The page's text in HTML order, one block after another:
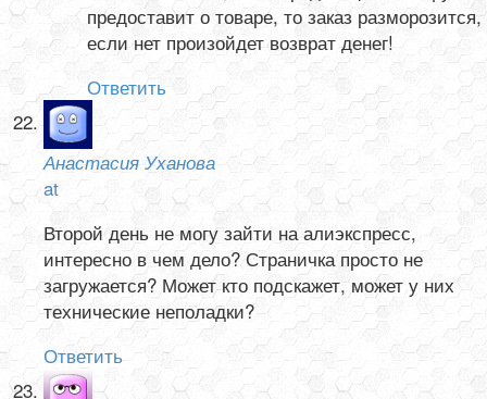
предоставит о товаре, то заказ разморозится,
если нет произойдет возврат денег!
Ответить
Анастасия Уханова
at
Второй день не могу зайти на алиэкспресс,
интересно в чем дело? Страничка просто не
загружается? Может кто подскажет, может у них
технические неполадки?
Ответить